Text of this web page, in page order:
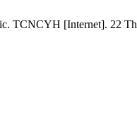
TCNCYH [Internet]. 22